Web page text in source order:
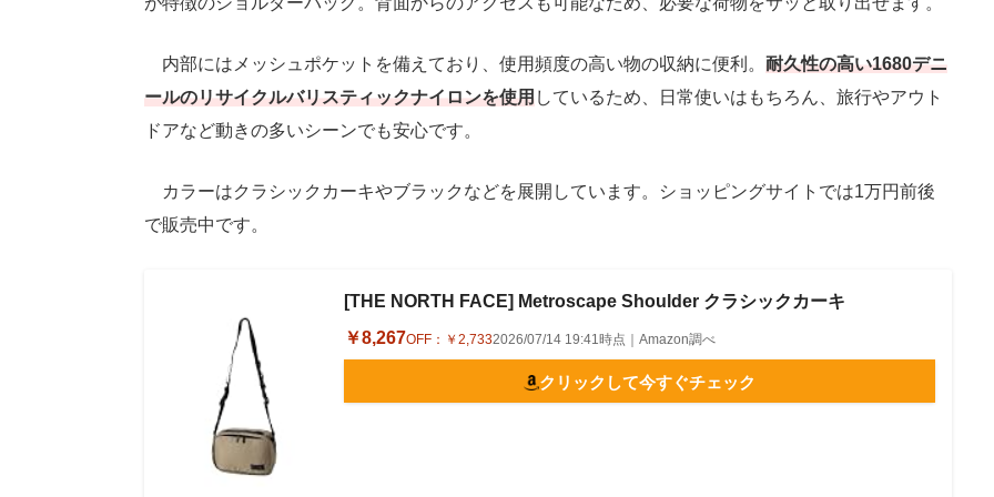
内部にはメッシュポケットを備えており、使用頻度の高い物の収納に便利。 耐久性の高い1680デニ
ールのリサイクルバリスティックナイロンを使用しているため、日常使いはもちろん、旅行やアウト
ドアなど動きの多いシーンでも安心です。
カラーはクラシックカーキやブラックなどを展開しています。ショッピングサイトでは1万円前後
で販売中です。
[THE NORTH FACE] Metroscape Shoulder クラシックカーキ
￥8,267OFF： ￥2,7332026/07/14 19:41時点｜Amazon調べ
クリックして今すぐチェック